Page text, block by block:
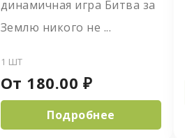
динамичная игра Битва за
Землю никого не ...
1 ШТ
От 180.00 ₽
Подробнее